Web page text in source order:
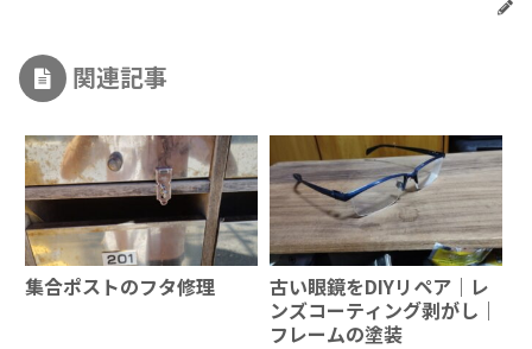
関連記事
集合ポストのフタ修理
古い眼鏡をDIYリペア｜レ
ンズコーティング剥がし｜
フレームの塗装